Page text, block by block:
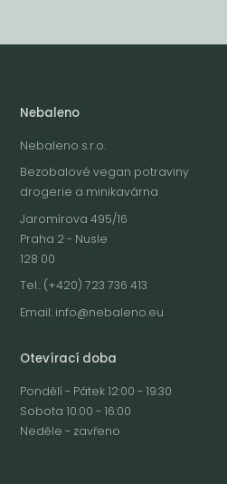
Nebaleno
Nebaleno s.r.o.
Bezobalové vegan potraviny
drogerie a minikavárna
Jaromírova 495/16
Praha 2 - Nusle
128 00
Tel.: (+420) 723 736 413
Email: info@nebaleno.eu
Otevírací doba
Pondělí - Pátek 12:00 - 19:30
Sobota 10:00 - 16:00
Neděle - zavřeno